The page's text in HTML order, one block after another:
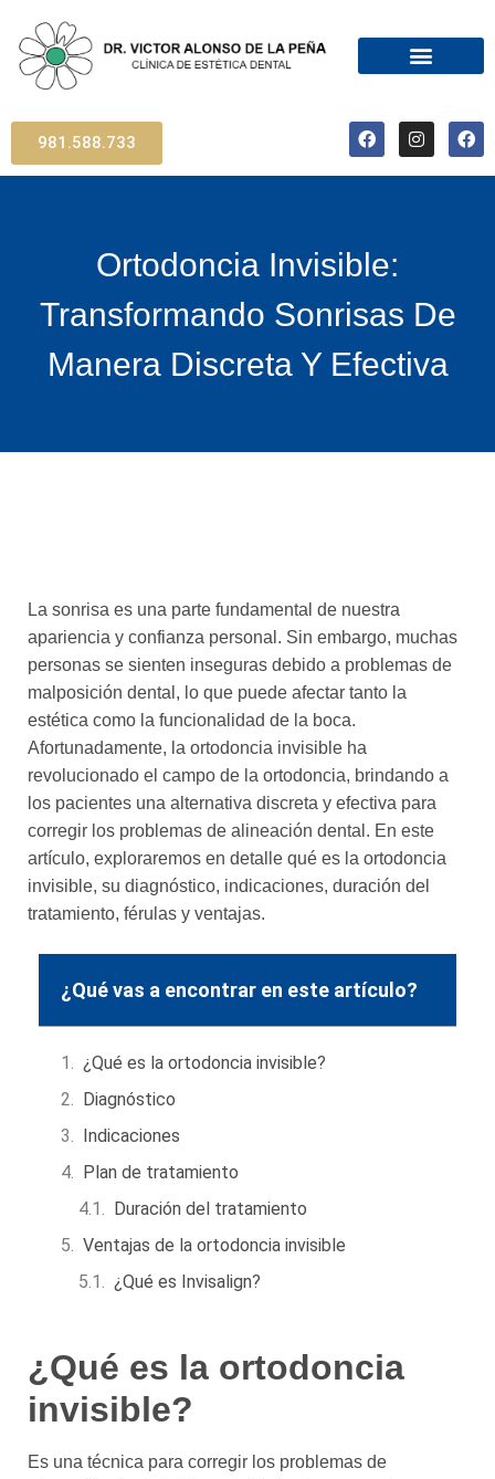
981.588.733
Ortodoncia Invisible:
Transformando Sonrisas De
Manera Discreta Y Efectiva
La sonrisa es una parte fundamental de nuestra
apariencia y confianza personal. Sin embargo, muchas
personas se sienten inseguras debido a problemas de
malposición dental, lo que puede afectar tanto la
estética como la funcionalidad de la boca.
Afortunadamente, la ortodoncia invisible ha
revolucionado el campo de la ortodoncia, brindando a
los pacientes una alternativa discreta y efectiva para
corregir los problemas de alineación dental. En este
artículo, exploraremos en detalle qué es la ortodoncia
invisible, su diagnóstico, indicaciones, duración del
tratamiento, férulas y ventajas.
¿Qué vas a encontrar en este artículo?
¿Qué es la ortodoncia invisible?
Diagnóstico
Indicaciones
Plan de tratamiento
Duración del tratamiento
Ventajas de la ortodoncia invisible
¿Qué es Invisalign?
¿Qué es la ortodoncia
invisible?
Es una técnica para corregir los problemas de